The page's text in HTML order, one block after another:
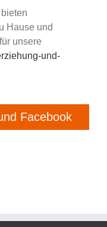
Hause und
unsere
und-
Facebook